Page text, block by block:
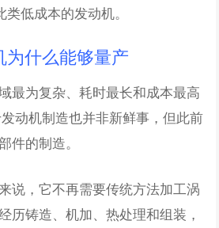
低成本的发动机。
什么能够量产
最为复杂、耗时最长和成本最高
动机制造也并非新鲜事，但此前
件的制造。
说，它不再需要传统方法加工涡
历铸造、机加、热处理和组装，